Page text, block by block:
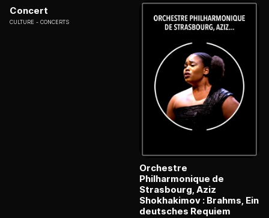
Concert
CULTURE CONCERTS
Orchestre
Philharmonique de
Strasbourg, Aziz
Shokhakimov : Brahms, Ein
deutsches Requiem